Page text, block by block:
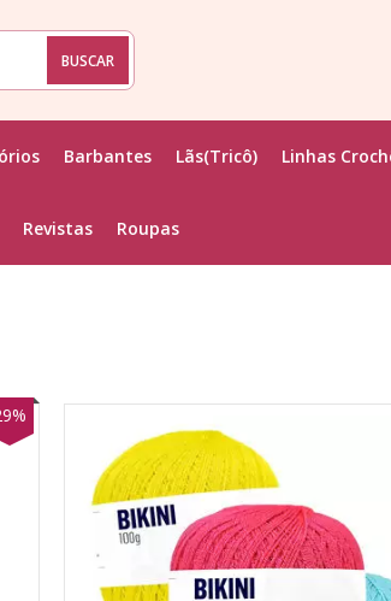
Barbantes Lãs(Tricô) Linhas
Revistas Roupas